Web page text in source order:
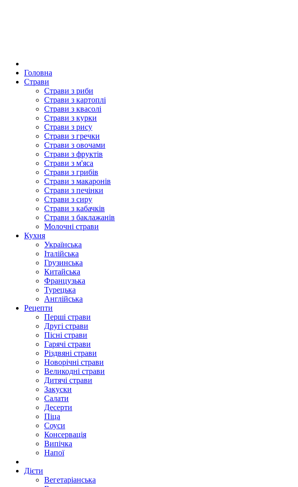
Головна
Страви
Страви з риби
Страви з картоплі
Страви з квасолі
Страви з курки
Страви з рису
Страви з гречки
Страви з овочами
Страви з фруктів
Страви з м'яса
Страви з грибів
Страви з макаронів
Страви з печінки
Страви з сиру
Страви з кабачків
Страви з баклажанів
Молочні страви
Кухня
Українська
Італійська
Грузинська
Китайська
Французька
Турецька
Англійська
Рецепти
Перші страви
Другі страви
Пісні страви
Гарячі страви
Різдвяні страви
Новорічні страви
Великодні страви
Дитячі страви
Закуски
Салати
Десерти
Піца
Соуси
Консервація
Випічка
Напої
Дієти
Вегетаріанська